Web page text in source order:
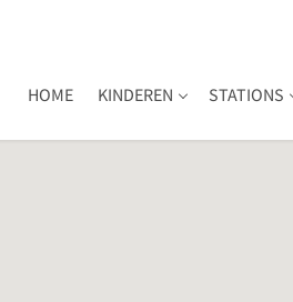
HOME KINDEREN STATIONS